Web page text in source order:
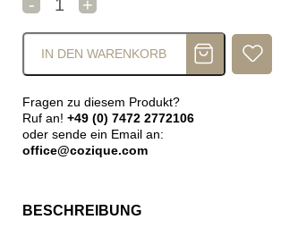
- +
IN DEN WARENKORB
Fragen zu diesem Produkt?
Ruf an! +49 (0) 7472 2772106
oder sende ein Email an:
office@cozique.com
BESCHREIBUNG